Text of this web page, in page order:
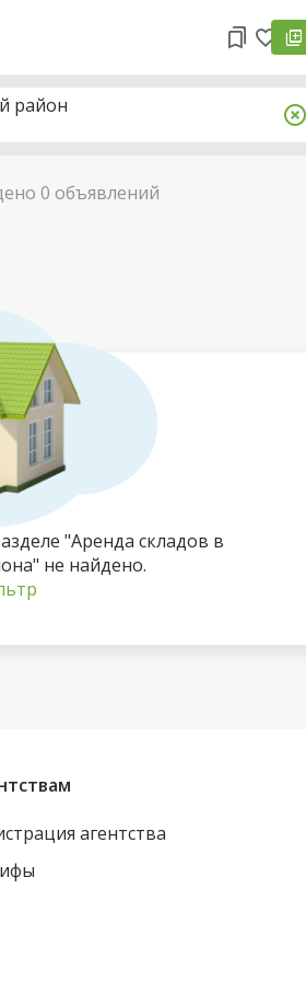
0 объявлений
район
"Аренда складов в
не найдено.
агентства